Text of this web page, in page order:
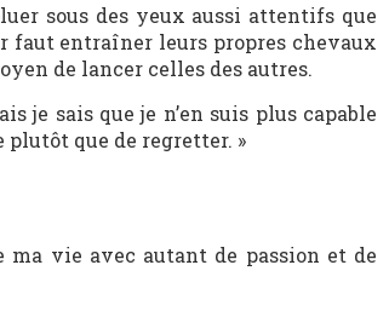
sous des yeux aussi attentifs que
faut entraîner leurs propres chevaux
de lancer celles des autres.
je sais que je n’en suis plus capable
que de regretter. »
ma vie avec autant de passion et de